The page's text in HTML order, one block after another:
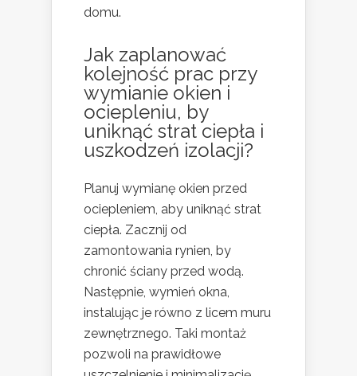
domu.
Jak zaplanować
kolejność prac przy
wymianie okien i
ociepleniu, by
uniknąć strat ciepła i
uszkodzeń izolacji?
Planuj wymianę okien przed
ociepleniem, aby uniknąć strat
ciepła. Zacznij od
zamontowania rynien, by
chronić ściany przed wodą.
Następnie, wymień okna,
instalując je równo z licem muru
zewnętrznego. Taki montaż
pozwoli na prawidłowe